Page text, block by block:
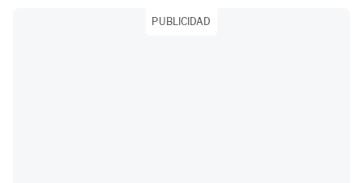
PUBLICIDAD